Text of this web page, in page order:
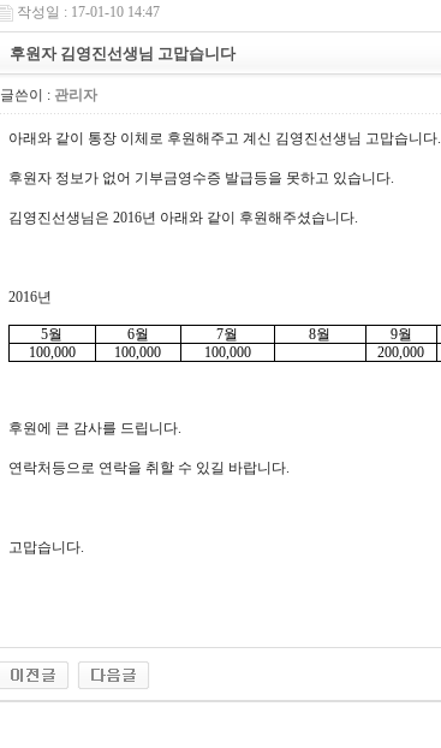
작성일 : 17-01-10 14:47
후원자 김영진선생님 고맙습니다
글쓴이 : 관리자
아래와 같이 통장 이체로 후원해주고 계신 김영진선생님 고맙습니다.
후원자 정보가 없어 기부금영수증 발급등을 못하고 있습니다.
김영진선생님은 2016년 아래와 같이 후원해주셨습니다.
2016년
5월 6월 7월 8월 9월
100,000
100,000 100,000 200,000
후원에 큰 감사를 드립니다.
연락처등으로 연락을 취할 수 있길 바랍니다.
고맙습니다.